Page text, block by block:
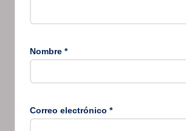
Nombre *
Correo electrónico *